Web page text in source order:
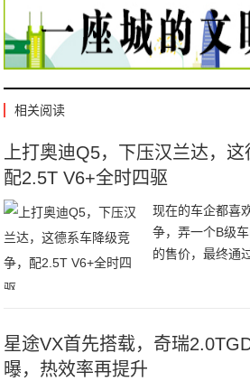
相关阅读
上打奥迪Q5，下压汉兰达，这
配2.5T V6+全时四驱
现在的车企都喜
争，弄一个B级
的售价，最终通
功"抢夺"了A级
紧凑型SUV，但
星途VX首先搭载，奇瑞
曝，热效率再提升